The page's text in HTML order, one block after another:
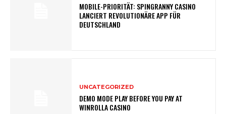
MOBILE-PRIORITÄT: SPINGRANNY CASINO
LANCIERT REVOLUTIONÄRE APP FÜR
DEUTSCHLAND
UNCATEGORIZED
DEMO MODE PLAY BEFORE YOU PAY AT
WINROLLA CASINO